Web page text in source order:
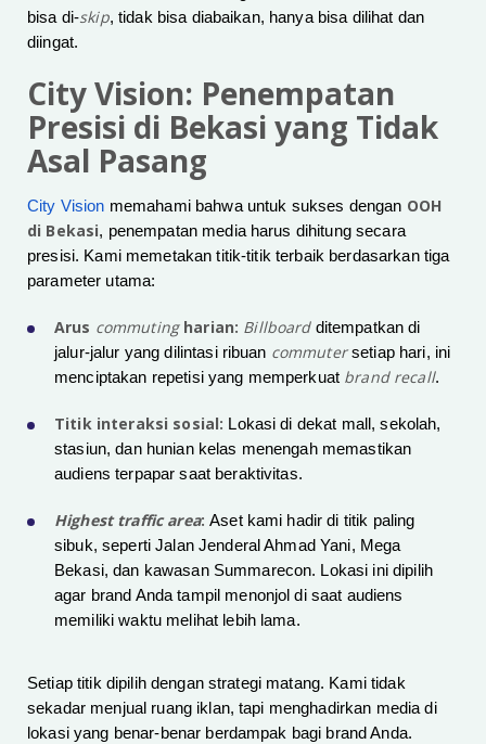
bisa di-skip, tidak bisa diabaikan, hanya bisa dilihat dan
diingat.
City Vision: Penempatan
Presisi di Bekasi yang Tidak
Asal Pasang
City Vision memahami bahwa untuk sukses dengan OOH
di Bekasi, penempatan media harus dihitung secara
presisi. Kami memetakan titik-titik terbaik berdasarkan tiga
parameter utama:
Arus commutingharian: Billboard ditempatkan di
jalur-jalur yang dilintasi ribuan commutersetiap hari, ini
menciptakan repetisi yang memperkuat brand recall.
Titik interaksi sosial: Lokasi di dekat mall, sekolah,
stasiun, dan hunian kelas menengah memastikan
audiens terpapar saat beraktivitas.
Highest traffic area: Aset kami hadir di titik paling
sibuk, seperti Jalan Jenderal Ahmad Yani, Mega
Bekasi, dan kawasan Summarecon. Lokasi ini dipilih
agar brand Anda tampil menonjol di saat audiens
memiliki waktu melihat lebih lama.
Setiap titik dipilih dengan strategi matang. Kami tidak
sekadar menjual ruang iklan, tapi menghadirkan media di
lokasi yang benar-benar berdampak bagi brand Anda.